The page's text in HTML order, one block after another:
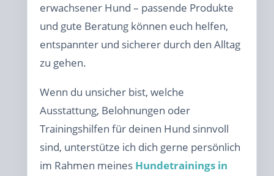
erwachsener Hund – passende Produkte
und gute Beratung können euch helfen,
entspannter und sicherer durch den Alltag
zu gehen.
Wenn du unsicher bist, welche
Ausstattung, Belohnungen oder
Trainingshilfen für deinen Hund sinnvoll
sind, unterstütze ich dich gerne persönlich
im Rahmen meines Hundetrainings in